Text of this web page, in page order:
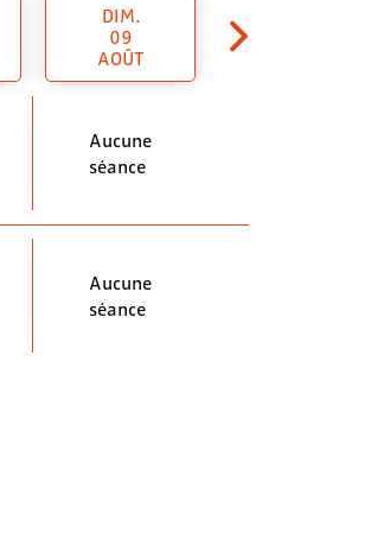
DIM.
09
AOÛT
Aucune
séance
Aucune
séance